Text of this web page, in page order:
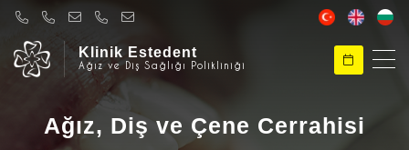
Klinik Estedent
Ağız ve Diş Sağlığı Polikliniği
Ağız, Diş ve Çene Cerrahisi
Klinik Estedent
Merhabalar, Klinik Estedent'e Hoşgeldiniz